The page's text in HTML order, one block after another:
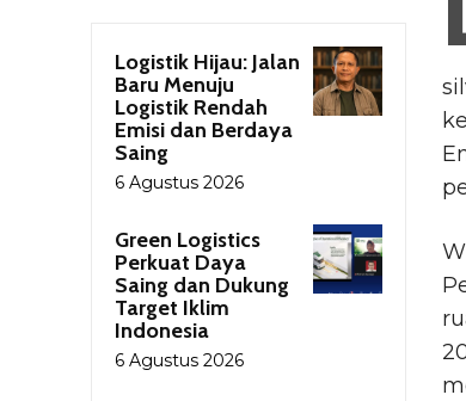
Logistik Hijau: Jalan
Baru Menuju
Logistik Rendah
Emisi dan Berdaya
Saing
6 Agustus 2026
Green Logistics
Perkuat Daya
Saing dan Dukung
Target Iklim
Indonesia
6 Agustus 2026